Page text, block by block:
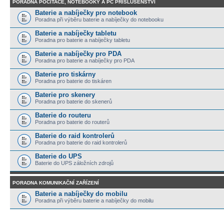
PORADNA POČÍTAČE, NOTEBOOKY A PC PŘÍSLUŠENSTVÍ
Baterie a nabíječky pro notebook
Poradna při výběru baterie a nabíječky do notebooku
Baterie a nabíječky tabletu
Poradna pro baterie a nabíječky tabletu
Baterie a nabíječky pro PDA
Poradna pro baterie a nabíječky pro PDA
Baterie pro tiskárny
Poradna pro baterie do tiskáren
Baterie pro skenery
Poradna pro baterie do skenerů
Baterie do routeru
Poradna pro baterie do routerů
Baterie do raid kontrolerů
Poradna pro baterie do raid kontrolerů
Baterie do UPS
Baterie do UPS záložních zdrojů
PORADNA KOMUNIKAČNÍ ZAŘÍZENÍ
Baterie a nabíječky do mobilu
Poradna při výběru baterie a nabíječky do mobilu